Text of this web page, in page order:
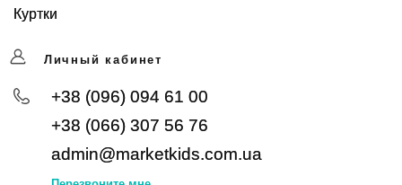
Куртки
Личный кабинет
+38 (096) 094 61 00
+38 (066) 307 56 76
admin@marketkids.com.ua